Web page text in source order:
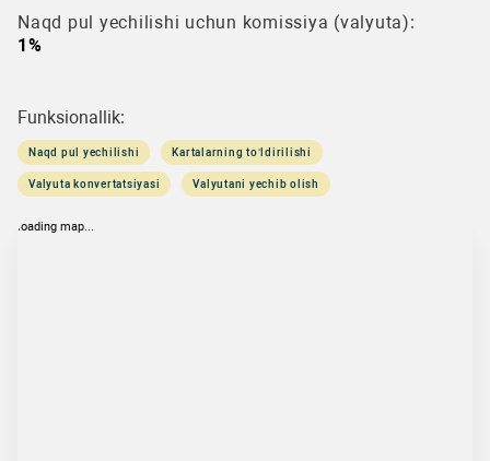
Naqd pul yechilishi uchun komissiya (valyuta):
1%
Funksionallik:
Naqd pul yechilishi Kartalarning to‘ldirilishi
Valyuta konvertatsiyasi Valyutani yechib olish
loading map...